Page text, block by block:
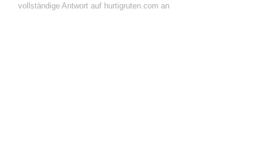
vollständige Antwort auf hurtigruten.com an